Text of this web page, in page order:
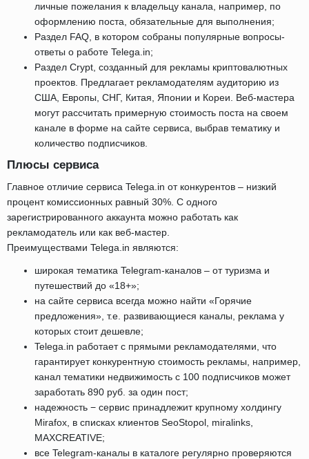
личные пожелания к владельцу канала, например, по
оформлению поста, обязательные для выполнения;
Раздел FAQ, в котором собраны популярные вопросы-
ответы о работе Telega.in;
Раздел Crypt, созданный для рекламы криптовалютных
проектов. Предлагает рекламодателям аудиторию из
США, Европы, СНГ, Китая, Японии и Кореи. Веб-мастера
могут рассчитать примерную стоимость поста на своем
канале в форме на сайте сервиса, выбрав тематику и
количество подписчиков.
Плюсы сервиса
Главное отличие сервиса Telega.in от конкурентов – низкий
процент комиссионных равный 30%. С одного
зарегистрированного аккаунта можно работать как
рекламодатель или как веб-мастер.
Преимуществами Telega.in являются:
широкая тематика Telegram-каналов – от туризма и
путешествий до «18+»;
на сайте сервиса всегда можно найти «Горячие
предложения», т.е. развивающиеся каналы, реклама у
которых стоит дешевле;
Telega.in работает с прямыми рекламодателями, что
гарантирует конкурентную стоимость рекламы, например,
канал тематики недвижимость с 100 подписчиков может
заработать 890 руб. за один пост;
надежность − сервис принадлежит крупному холдингу
Mirafox, в списках клиентов SeoStopol, miralinks,
MAXCREATIVE;
все Telegram-каналы в каталоге регулярно проверяются